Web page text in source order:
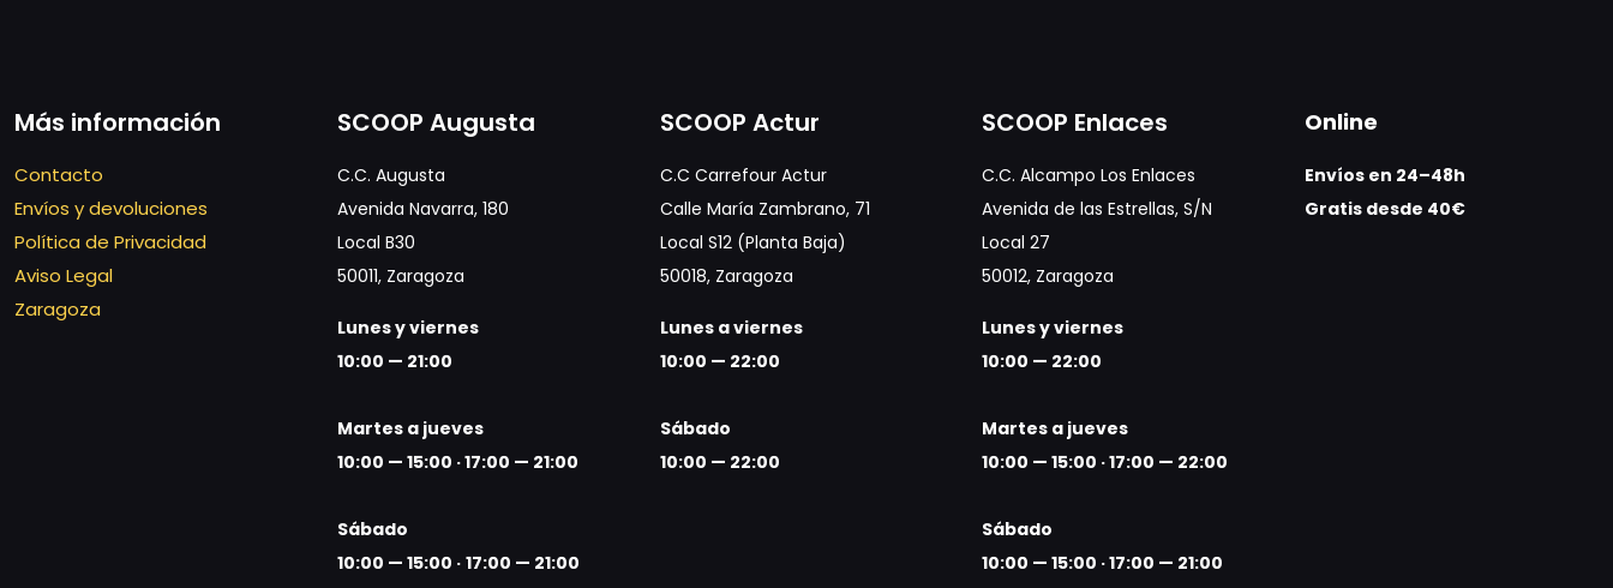
Más información
Contacto
Envíos y devoluciones
Política de Privacidad
Aviso Legal
Zaragoza
SCOOP Augusta
C.C. Augusta
Avenida Navarra, 180
Local B30
50011, Zaragoza
Lunes y viernes
10:00 — 21:00
Martes a jueves
10:00 — 15:00 ·17:00 — 21:00
Sábado
10:00 — 15:00 · 17:00 — 21:00
SCOOP Actur
C.C Carrefour Actur
Calle María Zambrano, 71
Local S12 (Planta Baja)
50018, Zaragoza
Lunes a viernes
10:00 — 22:00
Sábado
10:00 — 22:00
SCOOP Enlaces
C.C. Alcampo Los Enlaces
Avenida de las Estrellas, S/N
Local 27
50012, Zaragoza
Lunes y viernes
10:00 — 22:00
Martes a jueves
10:00 — 15:00 ·17:00 — 22:00
Sábado
10:00 — 15:00 ·17:00 — 21:00
Online
Envíos en 24–48h
Gratis desde 40€